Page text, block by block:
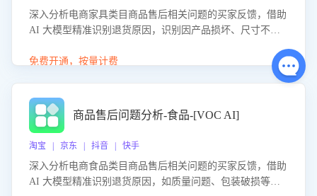
深入分析电商家具类目商品售后相关问题的买家反馈，借助
AI 大模型精准识别退货原因，识别因产品损坏、尺寸不符
力商家优化产品或服务，实现销售额的显著提升。
免费开通，按量计费
商品售后问题分析-食品-[VOC AI]
淘宝 | 京东 | 抖音 | 快手
深入分析电商食品类目商品售后相关问题的买家反馈，借助
AI 大模型精准识别退货原因，如质量问题、包装破损等，